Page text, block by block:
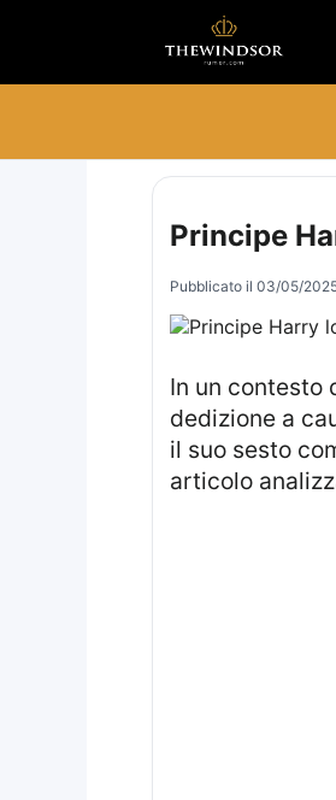
Principe
Pubblicato il 03/05/
In un contesto di impegni ufficiali e momenti privati, le recenti attività del Duca di Sussex evidenziano la sua
dedizione a
il suo sesto
articolo